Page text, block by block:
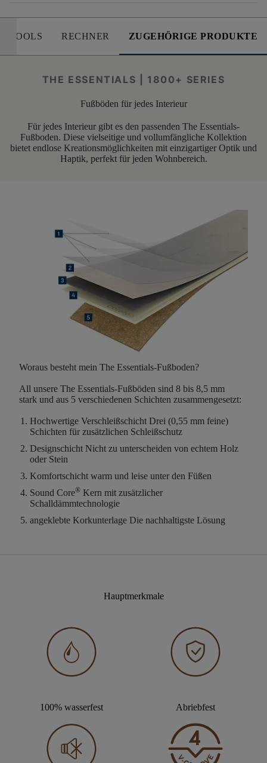
TOOLS RECHNER ZUGEHÖRIGE PRODUKTE
THE ESSENTIALS | 1800+ SERIES
Fußböden für jedes Interieur
Für jedes Interieur gibt es den passenden The Essentials-
Fußboden. Diese vielseitige und vollumfängliche Kollektion
bietet endlose Kreationsmöglichkeiten mit einzigartiger Optik und
Haptik, perfekt für jeden Wohnbereich.
Woraus besteht mein The Essentials-Fußboden?
All unsere The Essentials-Fußböden sind 8 bis 8,5 mm
stark und aus 5 verschiedenen Schichten zusammengesetzt:
Hochwertige Verschleißschicht Drei (0,55 mm feine)
Schichten für zusätzlichen Schleißschutz
Designschicht Nicht zu unterscheiden von echtem Holz
oder Stein
Komfortschicht warm und leise unter den Füßen
Sound Core® Kern mit zusätzlicher
Schalldämmtechnologie
angeklebte Korkunterlage Die nachhaltigste Lösung
Hauptmerkmale
100% wasserfest Abriebfest